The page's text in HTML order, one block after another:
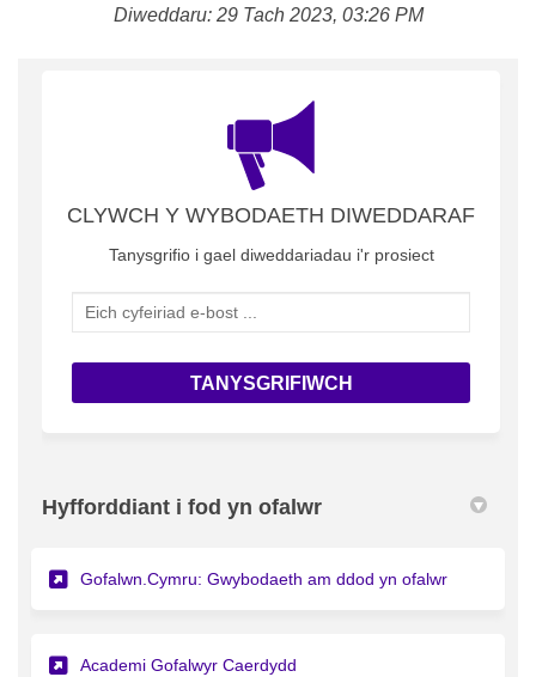
Diweddaru: 29 Tach 2023, 03:26 PM
CLYWCH Y WYBODAETH DIWEDDARAF
Tanysgrifio i gael diweddariadau i'r prosiect
Eich cyfeiriad e-bost ...
Hyfforddiant i fod yn ofalwr
Gofalwn.Cymru: Gwybodaeth am ddod yn ofalwr
Academi Gofalwyr Caerdydd